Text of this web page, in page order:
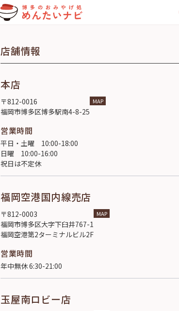
店舗情報
本店
〒812-0016
福岡市博多区博多駅南4-8-25
MAP
営業時間
平日・土曜 10:00-18:00
日曜 10:00-16:00
祝日は不定休
福岡空港国内線売店
〒812-0003
福岡市博多区大字下臼井767-1
福岡空港第2ターミナルビル2F
MAP
営業時間
年中無休 6:30-21:00
玉屋南ロビー店